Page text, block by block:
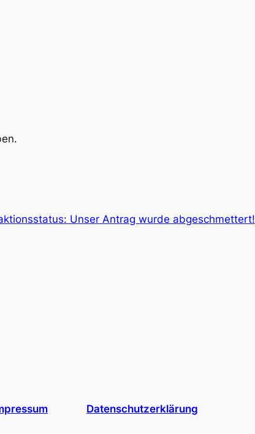
Unser Antrag wurde abgeschmettert!
Datenschutzerklärung